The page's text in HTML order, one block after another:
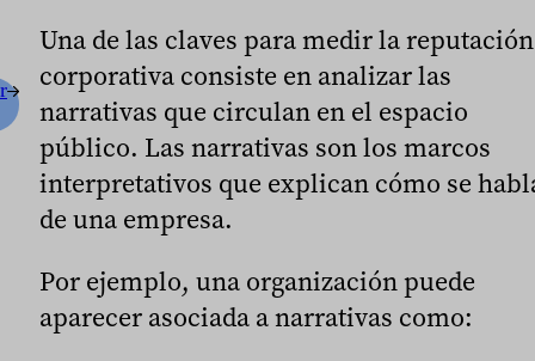
Una de las claves para medir la reputación
corporativa consiste en analizar las
narrativas que circulan en el espacio
público. Las narrativas son los marcos
interpretativos que explican cómo se
de una empresa.
Por ejemplo, una organización puede
aparecer asociada a narrativas como: